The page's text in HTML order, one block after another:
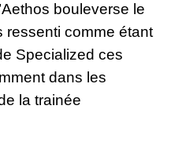
bouleverse le
ressenti comme étant
Specialized ces
dans les
la trainée